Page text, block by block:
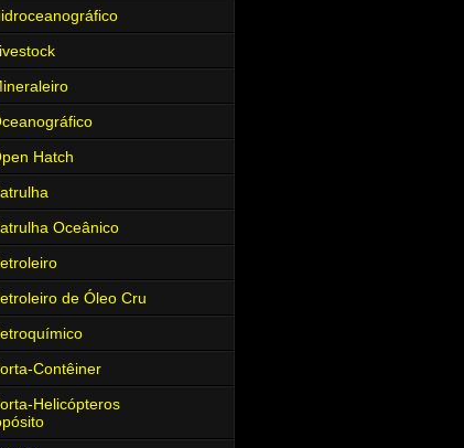
Hatch
Oceânico
de Óleo Cru
Contêiner
Helicópteros